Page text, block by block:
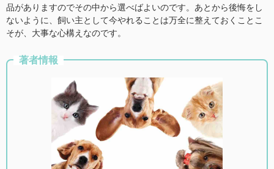
品がありますのでその中から選べばよいのです。あとから後悔をし
ないように、飼い主として今やれることは万全に整えておくことこ
そが、大事な心構えなのです。
著者情報